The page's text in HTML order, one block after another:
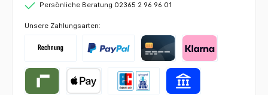
Persönliche Beratung 02365 2 96 96 01
Unsere Zahlungsarten: